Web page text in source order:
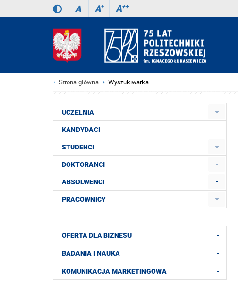
A A+ A++
Strona główna Wyszukiwarka
UCZELNIA
KANDYDACI
STUDENCI
DOKTORANCI
ABSOLWENCI
PRACOWNICY
OFERTA DLA BIZNESU
BADANIA I NAUKA
KOMUNIKACJA MARKETINGOWA